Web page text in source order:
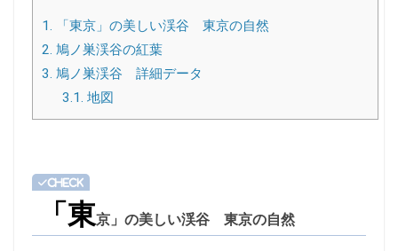
1. 「東京」の美しい渓谷 東京の自然
2. 鳩ノ巣渓谷の紅葉
3. 鳩ノ巣渓谷 詳細データ
3.1. 地図
「東京」の美しい渓谷 東京の自然